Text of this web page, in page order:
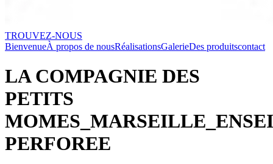
TROUVEZ-NOUS
BienvenueÀ propos de nousRéalisationsGalerieDes produitscontact
LA COMPAGNIE DES
PETITS
PERFOREE